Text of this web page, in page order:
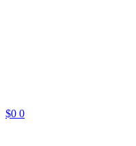
$0 0